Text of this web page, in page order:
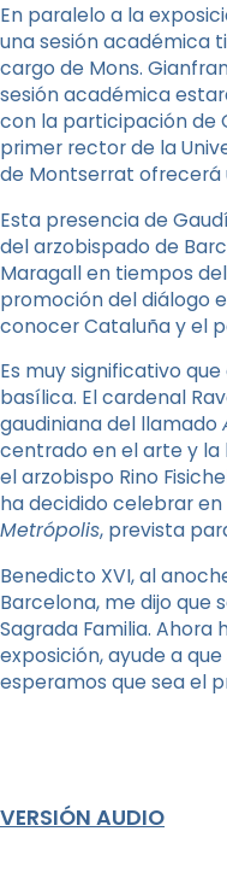
En paralelo a la
una sesión académica
cargo de Mons.
sesión académica
con la participación de
primer rector de la
de Montserrat ofrecerá
Esta presencia de
del arzobispado de
Maragall en tiempos
promoción del diálogo
conocer Cataluña y el
Es muy significativo
basílica. El cardenal
gaudiniana del llamado
centrado en el arte y la
el arzobispo Rino
ha decidido celebrar
Metrópolis, prevista
Benedicto XVI, al
Barcelona, me dijo que
Sagrada Familia.
exposición, ayude a
esperamos que sea el
VERSIÓN AUDIO